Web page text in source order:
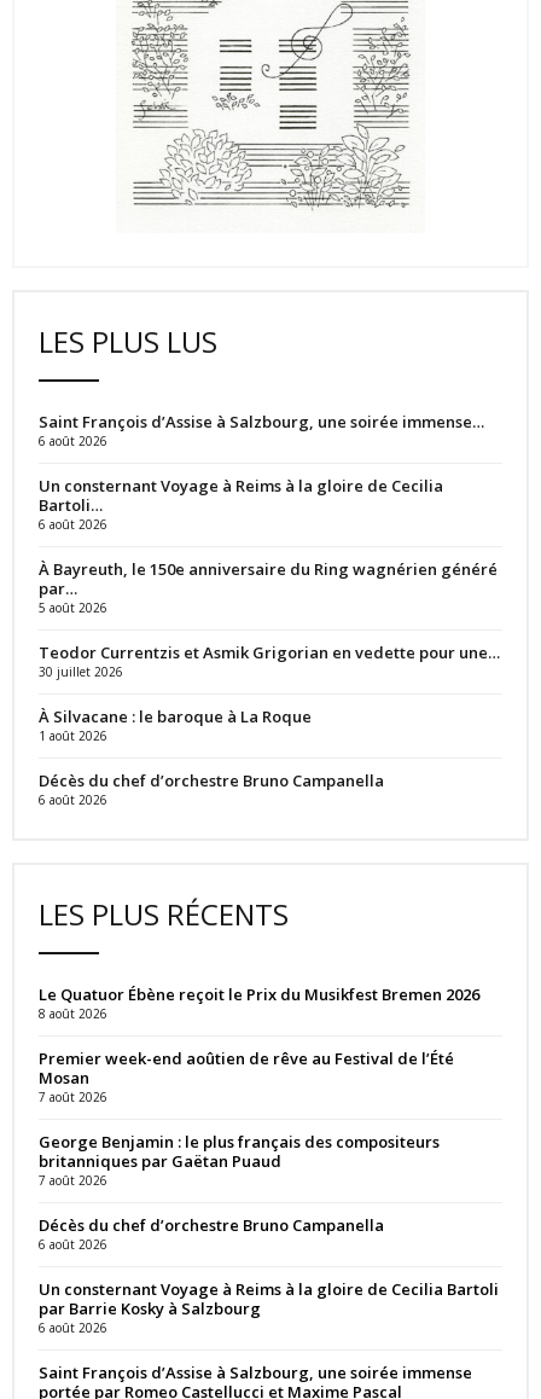
LES PLUS LUS
Saint François d’Assise à Salzbourg, une soirée immense…
6 août 2026
Un consternant Voyage à Reims à la gloire de Cecilia
Bartoli…
6 août 2026
À Bayreuth, le 150e anniversaire du Ring wagnérien généré
par…
5 août 2026
Teodor Currentzis et Asmik Grigorian en vedette pour une…
30 juillet 2026
À Silvacane : le baroque à La Roque
1 août 2026
Décès du chef d’orchestre Bruno Campanella
6 août 2026
LES PLUS RÉCENTS
Le Quatuor Ébène reçoit le Prix du Musikfest Bremen 2026
8 août 2026
Premier week-end aoûtien de rêve au Festival de l’Été
Mosan
7 août 2026
George Benjamin : le plus français des compositeurs
britanniques par Gaëtan Puaud
7 août 2026
Décès du chef d’orchestre Bruno Campanella
6 août 2026
Un consternant Voyage à Reims à la gloire de Cecilia Bartoli
par Barrie Kosky à Salzbourg
6 août 2026
Saint François d’Assise à Salzbourg, une soirée immense
portée par Romeo Castellucci et Maxime Pascal